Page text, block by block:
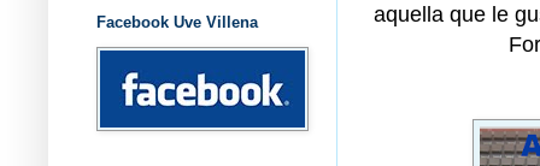
aquella que le
Facebook Uve Villena